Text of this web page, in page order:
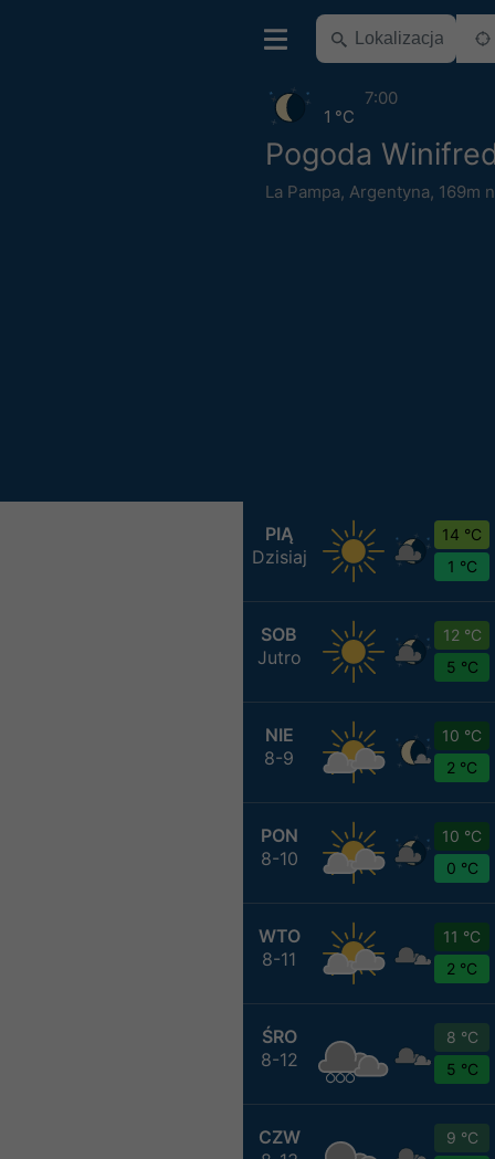
Pogoda
La Pampa, Argentyna, 169m
1 °C
7:00
PIĄ
Dzisiaj
14 °C
1 °C
SOB
Jutro
12 °C
5 °C
NIE
8-9
10 °C
2 °C
PON
8-10
10 °C
0 °C
WTO
8-11
11 °C
2 °C
ŚRO
8-12
8 °C
5 °C
CZW
9 °C